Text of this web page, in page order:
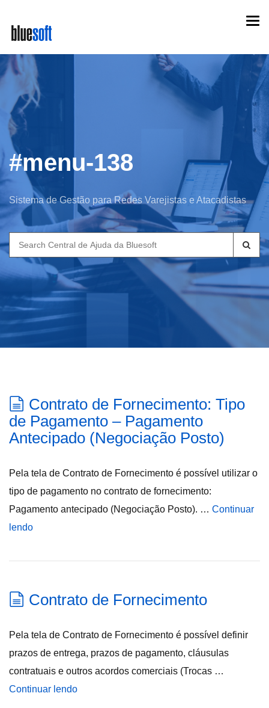
main
content
#menu-138
Sistema de Gestão para Redes Varejistas e Atacadistas
Search
for:
Contrato de Fornecimento: Tipo
de Pagamento – Pagamento
Antecipado (Negociação Posto)
Pela tela de Contrato de Fornecimento é possível utilizar o
tipo de pagamento no contrato de fornecimento:
Pagamento antecipado (Negociação Posto). … Continuar
lendo
Contrato de Fornecimento
Pela tela de Contrato de Fornecimento é possível definir
prazos de entrega, prazos de pagamento, cláusulas
contratuais e outros acordos comerciais (Trocas …
Continuar lendo